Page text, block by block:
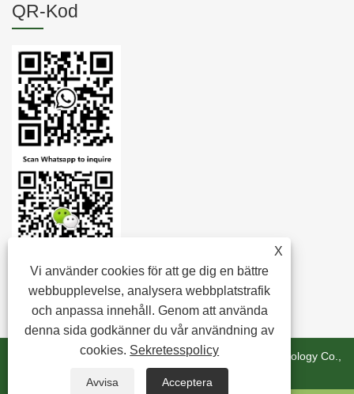
X
Vi använder cookies för att ge dig en bättre
webbupplevelse, analysera webbplatstrafik
och anpassa innehåll. Genom att använda
denna sida godkänner du vår användning av
cookies. Sekretesspolicy
Avvisa Acceptera
QR-Kod
Copyright © 2024 Zhejiang Minghui New Material Technology Co.,
Ltd. Med ensamrätt.